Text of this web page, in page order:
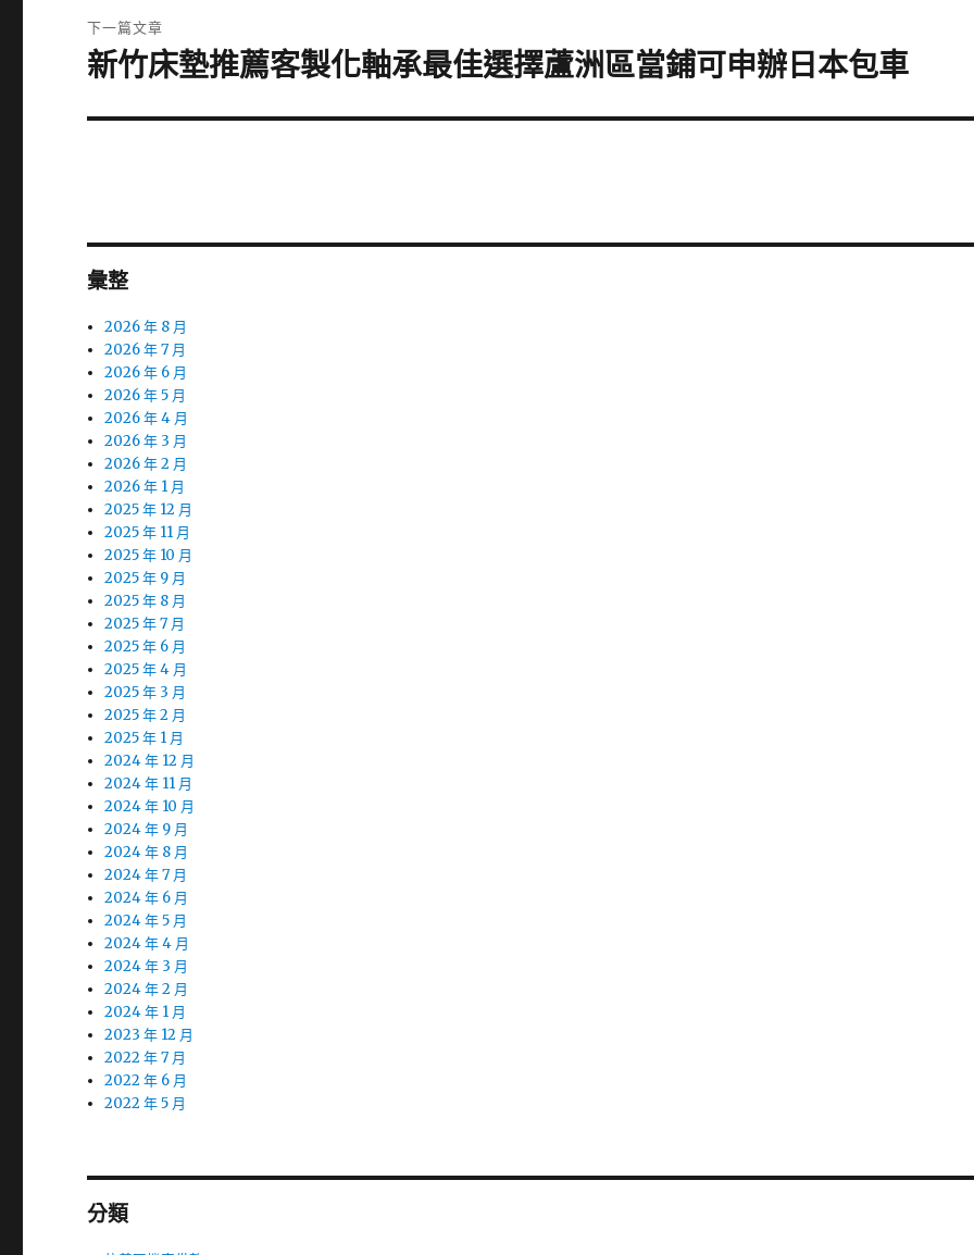
文
章:
下一篇文章
下
篇
新竹床墊推薦客製化軸承最佳選擇蘆洲區當鋪可申辦日本包車
彙整
2026 年 8 月
2026 年 7 月
2026 年 6 月
2026 年 5 月
2026 年 4 月
2026 年 3 月
2026 年 2 月
2026 年 1 月
2025 年 12 月
2025 年 11 月
2025 年 10 月
2025 年 9 月
2025 年 8 月
2025 年 7 月
2025 年 6 月
2025 年 4 月
2025 年 3 月
2025 年 2 月
2025 年 1 月
2024 年 12 月
2024 年 11 月
2024 年 10 月
2024 年 9 月
2024 年 8 月
2024 年 7 月
2024 年 6 月
2024 年 5 月
2024 年 4 月
2024 年 3 月
2024 年 2 月
2024 年 1 月
2023 年 12 月
2022 年 7 月
2022 年 6 月
2022 年 5 月
分類